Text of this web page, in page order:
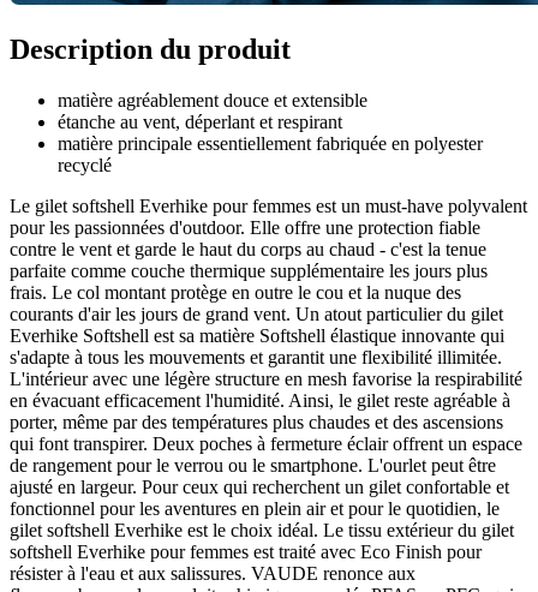
Description du produit
matière agréablement douce et extensible
étanche au vent, déperlant et respirant
matière principale essentiellement fabriquée en polyester
recyclé
Le gilet softshell Everhike pour femmes est un must-have polyvalent
pour les passionnées d'outdoor. Elle offre une protection fiable
contre le vent et garde le haut du corps au chaud - c'est la tenue
parfaite comme couche thermique supplémentaire les jours plus
frais. Le col montant protège en outre le cou et la nuque des
courants d'air les jours de grand vent. Un atout particulier du gilet
Everhike Softshell est sa matière Softshell élastique innovante qui
s'adapte à tous les mouvements et garantit une flexibilité illimitée.
L'intérieur avec une légère structure en mesh favorise la respirabilité
en évacuant efficacement l'humidité. Ainsi, le gilet reste agréable à
porter, même par des températures plus chaudes et des ascensions
qui font transpirer. Deux poches à fermeture éclair offrent un espace
de rangement pour le verrou ou le smartphone. L'ourlet peut être
ajusté en largeur. Pour ceux qui recherchent un gilet confortable et
fonctionnel pour les aventures en plein air et pour le quotidien, le
gilet softshell Everhike est le choix idéal. Le tissu extérieur du gilet
softshell Everhike pour femmes est traité avec Eco Finish pour
résister à l'eau et aux salissures. VAUDE renonce aux